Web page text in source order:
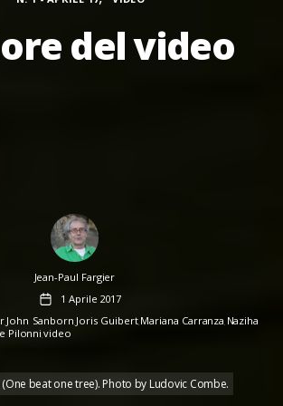
del video
Author
Jean-Paul Fargier
Data
dell'articolo
1 Aprile 2017
John Sanborn Joris Guibert Mariana Carranza Naziha
Pilonni ,video
beat one tree). Photo by Ludovic Combe.